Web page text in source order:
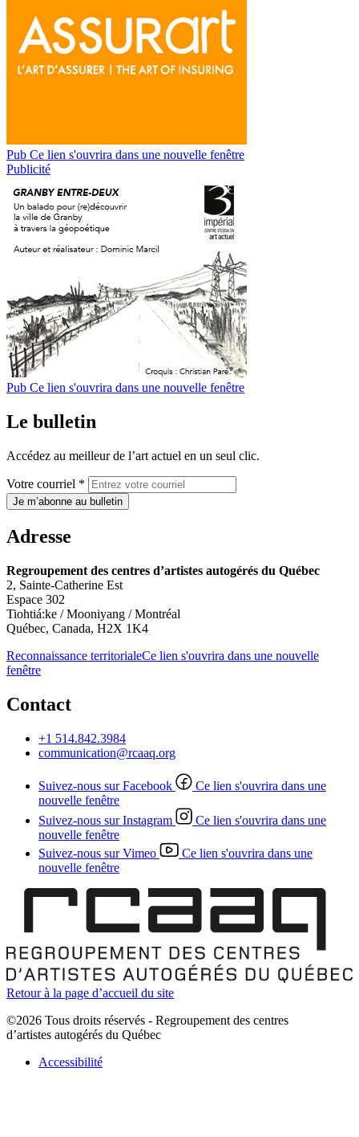
Pub Ce lien s'ouvrira dans une nouvelle fenêtre
Publicité
Pub Ce lien s'ouvrira dans une nouvelle fenêtre
Le bulletin
Accédez au meilleur de l’art actuel en un seul clic.
Votre courriel *
Je m’abonne au bulletin
Adresse
Regroupement des centres d’artistes autogérés du Québec
2, Sainte-Catherine Est
Espace 302
Tiohtiá:ke / Mooniyang / Montréal
Québec, Canada, H2X 1K4
Reconnaissance territorialeCe lien s'ouvrira dans une nouvelle
fenêtre
Contact
+1 514.842.3984
communication@rcaaq.org
Suivez-nous sur Facebook
Ce lien s'ouvrira dans une
nouvelle fenêtre
Suivez-nous sur Instagram
Ce lien s'ouvrira dans une
nouvelle fenêtre
Suivez-nous sur Vimeo
Ce lien s'ouvrira dans une
nouvelle fenêtre
Retour à la page d’accueil du site
©2026 Tous droits réservés - Regroupement des centres
d’artistes autogérés du Québec
Accessibilité